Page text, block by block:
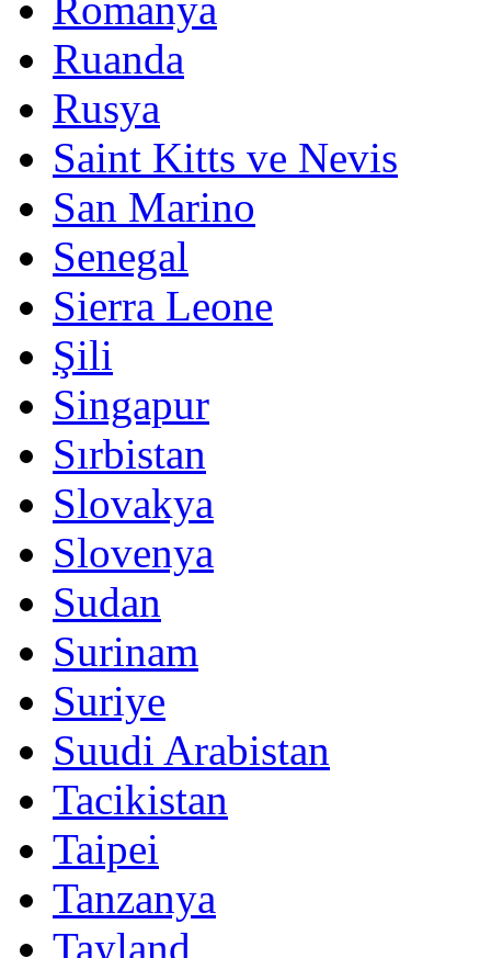
Ruanda
Rusya
Saint Kitts ve Nevis
San Marino
Senegal
Sierra Leone
Şili
Singapur
Sırbistan
Slovakya
Slovenya
Sudan
Surinam
Suriye
Suudi Arabistan
Tacikistan
Taipei
Tanzanya
Tayland